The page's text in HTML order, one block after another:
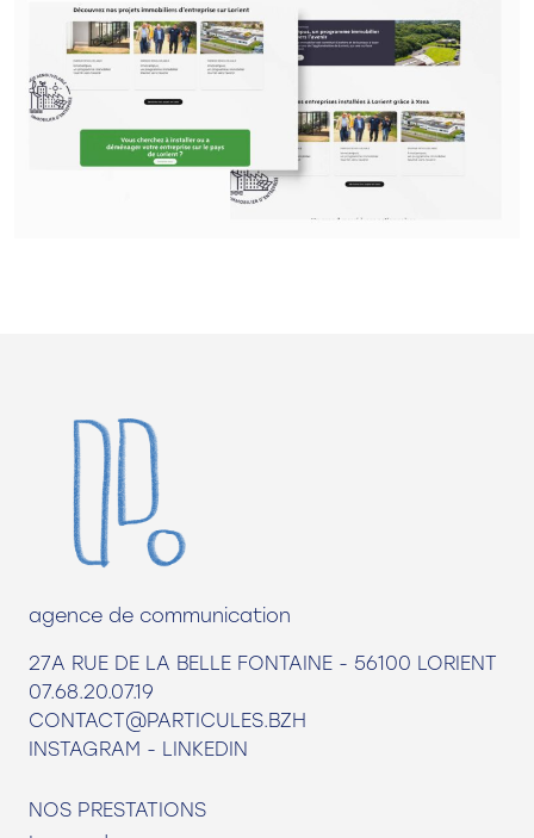
agence de communication
27A RUE DE LA BELLE FONTAINE - 56100 LORIENT
07.68.20.07.19
CONTACT@PARTICULES.BZH
INSTAGRAM - LINKEDIN
NOS PRESTATIONS